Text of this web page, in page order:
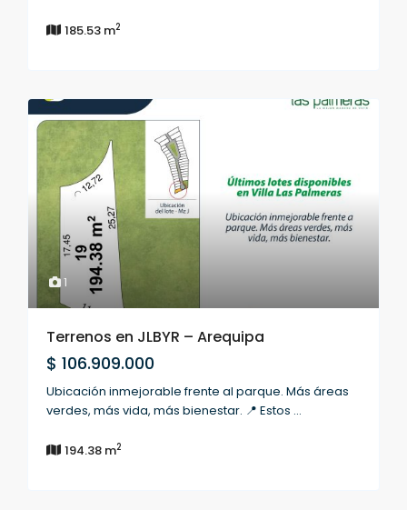
185.53 m2
1
Terrenos en JLBYR – Arequipa
$ 106.909.000
Ubicación inmejorable frente al parque. Más áreas
verdes, más vida, más bienestar. 📍 Estos ...
194.38 m2